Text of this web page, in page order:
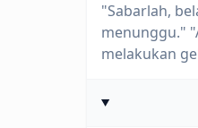
"Sabarlah,
menunggu."
melakukan